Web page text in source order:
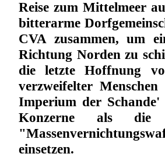
Reise zum Mittelmeer
bitterarme
CVA zusammen, um
Richtung Norden zu
die letzte Hoffnung
verzweifelter
Imperium der
Konzerne als die
einsetzen.